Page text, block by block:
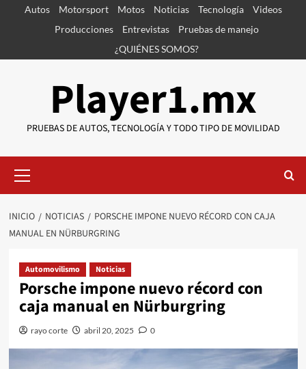
SaltarAutos Motorsport Motos Noticias Tecnología
Videos
Producciones
Entrevistas
Pruebas de manejo
¿QUIÉNES SOMOS?
Player1.mx
PRUEBAS DE AUTOS, TECNOLOGÍA Y TODO TIPO DE MOVILIDAD
primario
INICIO NOTICIAS
PORSCHE IMPONE NUEVO RÉCORD CON CAJA
MANUAL EN NÜRBURGRING
Automovilismo Noticias
Porsche impone nuevo récord con
caja manual en Nürburgring
rayo corte abril 20, 2025 0